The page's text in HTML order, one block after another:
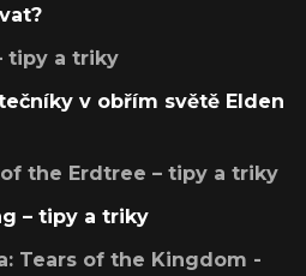
tipy a triky
v obřím světě Elden
the Erdtree – tipy a triky
– tipy a triky
Tears of the Kingdom -